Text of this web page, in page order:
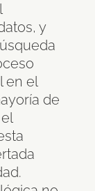
y
en el
de